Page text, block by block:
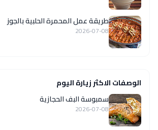
طريقة عمل المحمرة الحلبية بالجوز
2026-07-08
الوصفات الاكثر زيارة اليوم
سمبوسة البف الحجازية
2026-07-08